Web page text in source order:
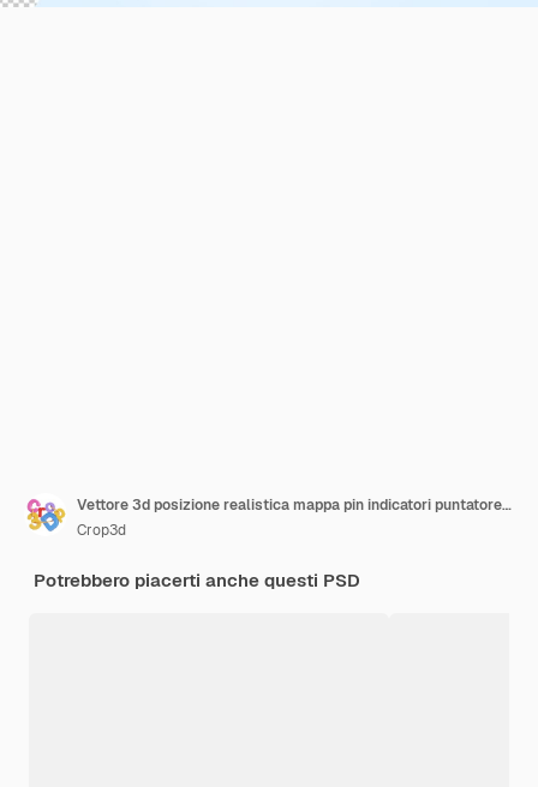
Vettore 3d posizione realistica mappa pin indicatori puntatore gps illustrazione vettoriale per la destinazione
Crop3d
Potrebbero piacerti anche questi PSD